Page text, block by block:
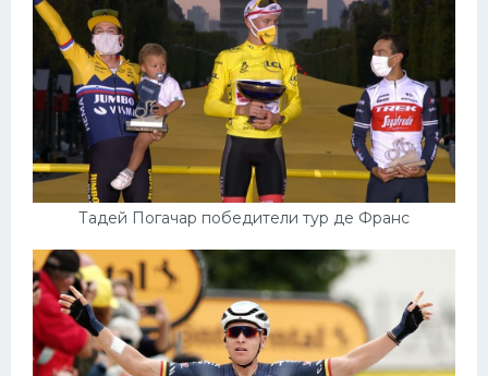
Тадей Погачар победители тур де Франс